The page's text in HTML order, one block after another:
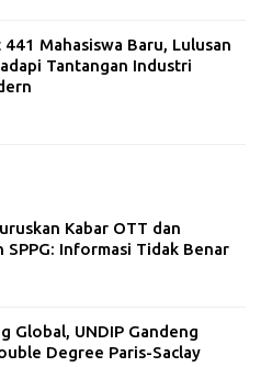
441 Mahasiswa Baru, Lulusan
Tantangan Industri
Kabar OTT dan
SPPG: Informasi Tidak Benar
Global, UNDIP Gandeng
Degree Paris-Saclay